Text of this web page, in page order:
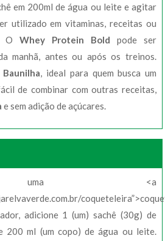
em 200ml de água ou leite e agitar
utilizado em vitaminas, receitas ou
O Whey Protein Bold pode ser
manhã, antes ou após os treinos.
, ideal para quem busca um
de combinar com outras receitas,
e sem adição de açúcares.
<a
adicione 1 (um) sachê (30g) de
200 ml (um copo) de água ou leite.